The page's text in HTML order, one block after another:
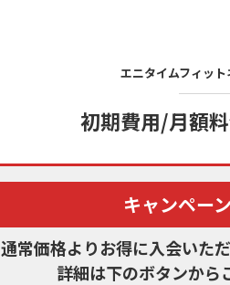
エニタイムフィット
初期費用/月額
キャンペー
常価格よりお得に入会いた
詳細は下のボタンから